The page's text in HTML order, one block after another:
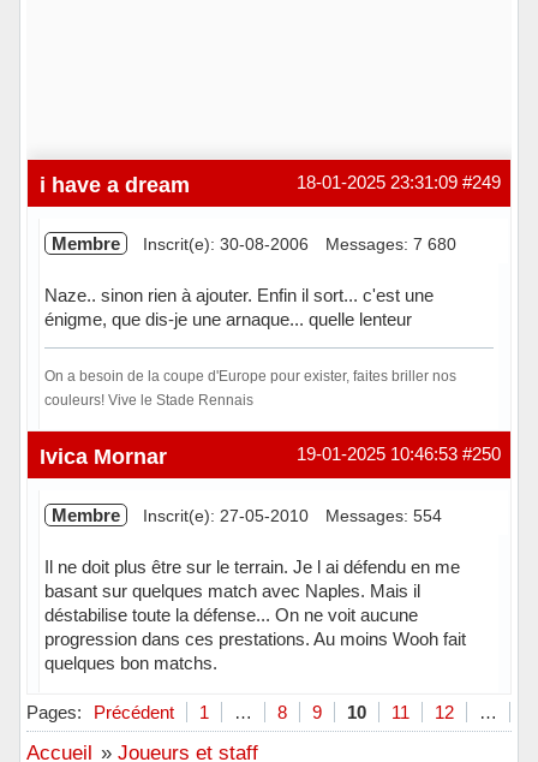
#249
18-01-2025 23:31:09
i have a dream
Membre Inscrit(e): 30-08-2006 Messages: 7 680
Naze.. sinon rien à ajouter. Enfin il sort... c'est une
énigme, que dis-je une arnaque... quelle lenteur
On a besoin de la coupe d'Europe pour exister, faites briller nos
couleurs! Vive le Stade Rennais
Hors ligne #250
19-01-2025 10:46:53
Ivica Mornar
Membre Inscrit(e): 27-05-2010 Messages: 554
Il ne doit plus être sur le terrain. Je l ai défendu en me
basant sur quelques match avec Naples. Mais il
déstabilise toute la défense... On ne voit aucune
progression dans ces prestations. Au moins Wooh fait
quelques bon matchs.
Hors ligne
Pages: Précédent 1 … 8 9 10 11 12 …
Accueil » Joueurs et staff